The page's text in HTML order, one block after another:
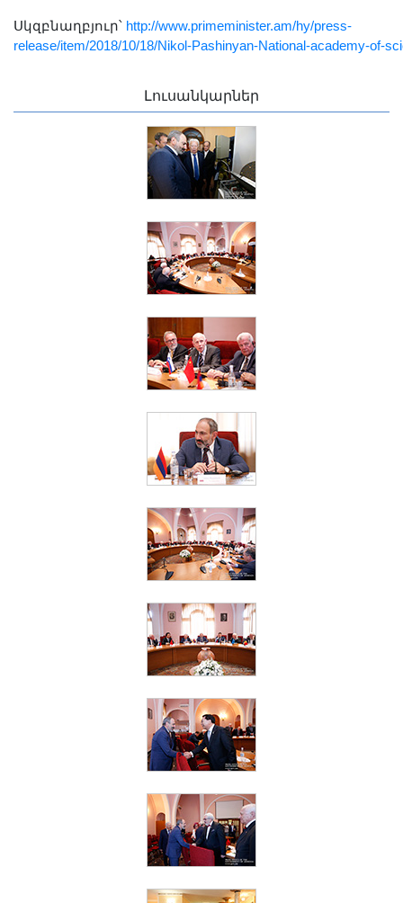
Սկզբնաղբյուր՝ http://www.primeminister.am/hy/press-
release/item/2018/10/18/Nikol-Pashinyan-National-academy-of-
Լուսանկարներ